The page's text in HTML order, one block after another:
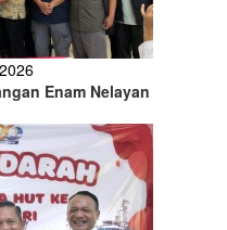
Enam Nelayan